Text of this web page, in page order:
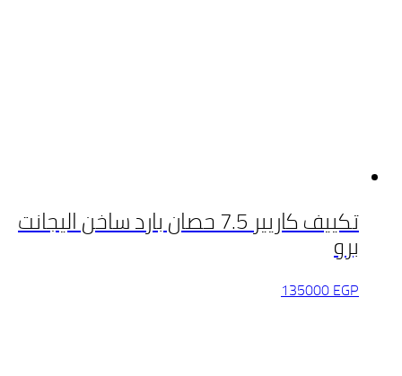
تكييف كاريير 7.5 حصان بارد ساخن اليجانت
برو
135000EGP